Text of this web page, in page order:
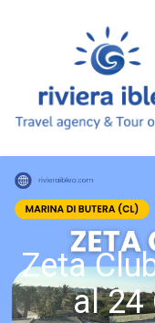
Zeta
al 24